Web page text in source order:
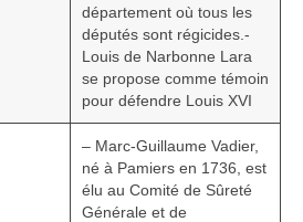
département où tous les
députés sont régicides.-
Louis de Narbonne Lara
se propose comme témoin
pour défendre Louis XVI
– Marc-Guillaume Vadier,
né à Pamiers en 1736, est
élu au Comité de Sûreté
Générale et de